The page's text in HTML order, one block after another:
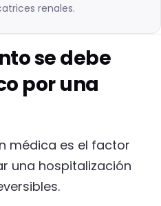
renales.
se debe
por una
médica es el factor
una hospitalización